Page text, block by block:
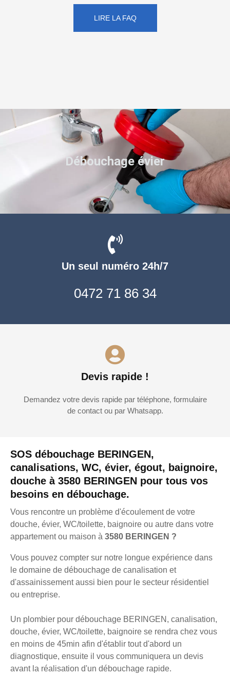
LIRE LA FAQ
SOS débouchage BERINGEN,
canalisations, WC, évier, égout, baignoire,
douche à 3580 BERINGEN pour tous vos
besoins en débouchage.
Vous rencontre un problème d'écoulement de votre
douche, évier, WC/toilette, baignoire ou autre dans votre
appartement ou maison à 3580 BERINGEN ?
Vous pouvez compter sur notre longue expérience dans
le domaine de débouchage de canalisation et
d'assainissement aussi bien pour le secteur résidentiel
ou entreprise.
Un plombier pour débouchage BERINGEN, canalisation,
douche, évier, WC/toilette, baignoire se rendra chez vous
en moins de 45min afin d'établir tout d'abord un
diagnostique, ensuite il vous communiquera un devis
avant la réalisation d'un débouchage rapide.
Un seul numéro 24h/7
0472 71 86 34
Devis rapide !
Demandez votre devis rapide par téléphone, formulaire
de contact ou par Whatsapp.
Débouchage évier